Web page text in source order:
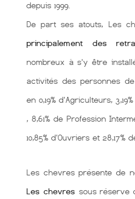
depuis 1999.
De part ses atouts, Les
principalement des
nombreux à s'y être
activités des personnes
en 0,19% d'Agriculteurs,
, 8,61% de Profession
10,85% d'Ouvriers et 28,17%
Les chevres présente de
Les chevres sous réserve